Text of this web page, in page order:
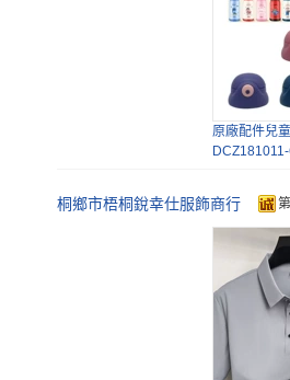
原廠配件兒
桐鄉市梧桐銳幸仕服飾商行 第